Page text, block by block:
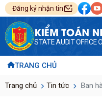
Đăng ký nhận tin
KIỂM TOÁN
STATE AUDIT OFFICE
TRANG CHỦ
Trang chủ Tin tức Ban